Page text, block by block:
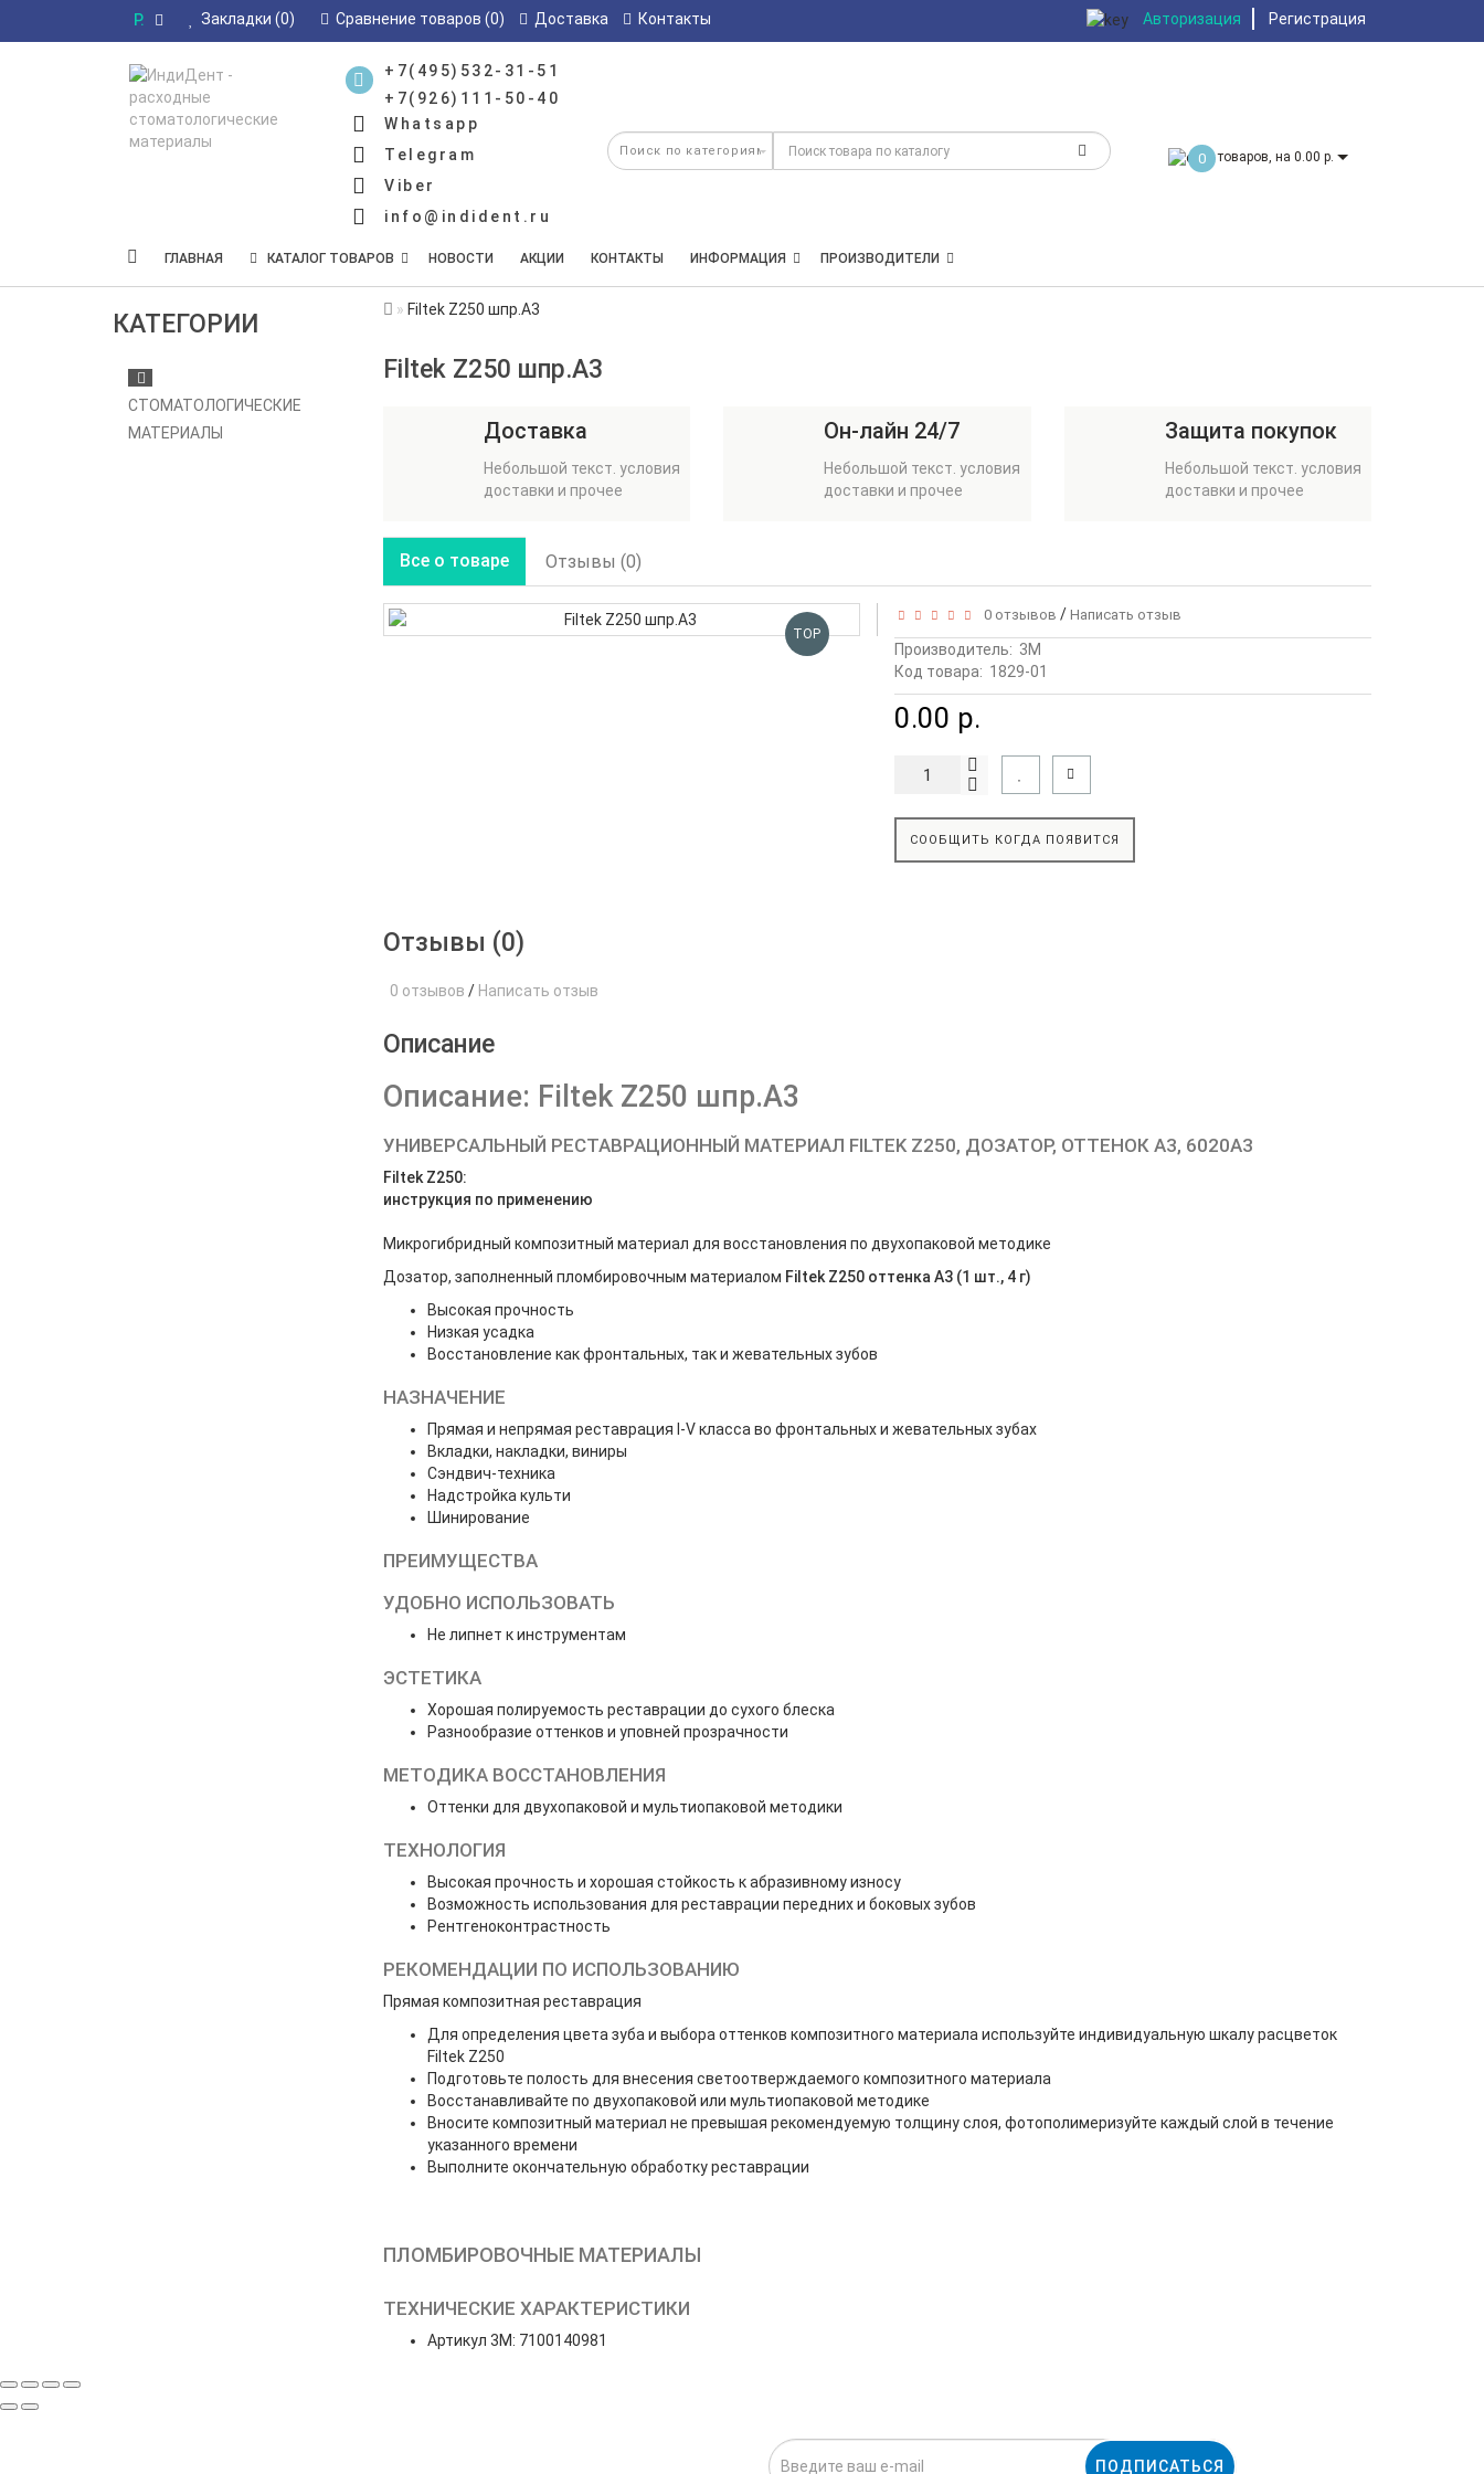
Р. Закладки (0) Сравнение товаров (0) Доставка Контакты Авторизация Регистрация
+7(495)532-31-51
+7(926)111-50-40
Whatsapp
Telegram
Viber
info@indident.ru
0 товаров, на 0.00 р.
ГЛАВНАЯ КАТАЛОГ ТОВАРОВ НОВОСТИ АКЦИИ КОНТАКТЫ ИНФОРМАЦИЯ ПРОИЗВОДИТЕЛИ
КАТЕГОРИИ
СТОМАТОЛОГИЧЕСКИЕ
МАТЕРИАЛЫ
Filtek Z250 шпр.А3
Filtek Z250 шпр.А3
Доставка
Небольшой текст. условия
доставки и прочее
Он-лайн 24/7
Небольшой текст. условия
доставки и прочее
Защита покупок
Небольшой текст. условия
доставки и прочее
Все о товаре Отзывы (0)
TOP
0 отзывов / Написать отзыв
Производитель: 3М
Код товара: 1829-01
0.00 р.
СООБЩИТЬ КОГДА ПОЯВИТСЯ
Отзывы (0)
0 отзывов / Написать отзыв
Описание
Описание: Filtek Z250 шпр.А3
УНИВЕРСАЛЬНЫЙ РЕСТАВРАЦИОННЫЙ МАТЕРИАЛ FILTEK Z250, ДОЗАТОР, ОТТЕНОК А3, 6020A3
Filtek Z250:
инструкция по применению
Микрогибридный композитный материал для восстановления по двухопаковой методике
Дозатор, заполненный пломбировочным материалом Filtek Z250 оттенка А3 (1 шт., 4 г)
Высокая прочность
Низкая усадка
Восстановление как фронтальных, так и жевательных зубов
НАЗНАЧЕНИЕ
Прямая и непрямая реставрация I-V класса во фронтальных и жевательных зубах
Вкладки, накладки, виниры
Сэндвич-техника
Надстройка культи
Шинирование
ПРЕИМУЩЕСТВА
УДОБНО ИСПОЛЬЗОВАТЬ
Не липнет к инструментам
ЭСТЕТИКА
Хорошая полируемость реставрации до сухого блеска
Разнообразие оттенков и уповней прозрачности
МЕТОДИКА ВОССТАНОВЛЕНИЯ
Оттенки для двухопаковой и мультиопаковой методики
ТЕХНОЛОГИЯ
Высокая прочность и хорошая стойкость к абразивному износу
Возможность использования для реставрации передних и боковых зубов
Рентгеноконтрастность
РЕКОМЕНДАЦИИ ПО ИСПОЛЬЗОВАНИЮ
Прямая композитная реставрация
Для определения цвета зуба и выбора оттенков композитного материала используйте индивидуальную шкалу расцветок
Filtek Z250
Подготовьте полость для внесения светоотверждаемого композитного материала
Восстанавливайте по двухопаковой или мультиопаковой методике
Вносите композитный материал не превышая рекомендуемую толщину слоя, фотополимеризуйте каждый слой в течение
указанного времени
Выполните окончательную обработку реставрации
ПЛОМБИРОВОЧНЫЕ МАТЕРИАЛЫ
ТЕХНИЧЕСКИЕ ХАРАКТЕРИСТИКИ
Артикул 3M: 7100140981
ПОДПИСАТЬСЯ